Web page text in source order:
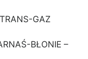
GAZ
BŁONIE –